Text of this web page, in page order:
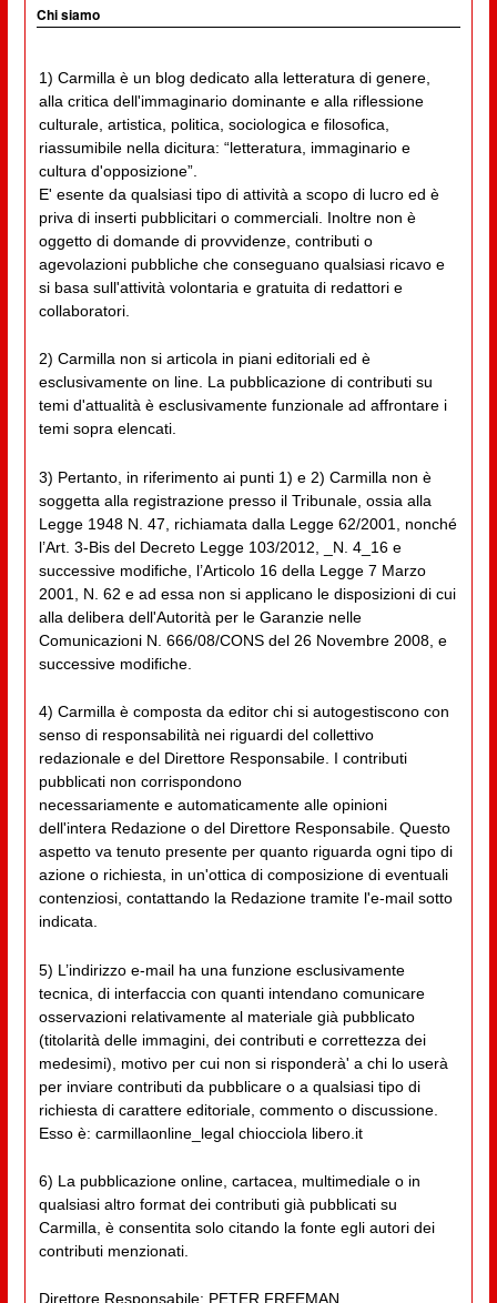
Chi siamo
1) Carmilla è un blog dedicato alla letteratura di genere,
alla critica dell'immaginario dominante e alla riflessione
culturale, artistica, politica, sociologica e filosofica,
riassumibile nella dicitura: “letteratura, immaginario e
cultura d'opposizione”.
E' esente da qualsiasi tipo di attività a scopo di lucro ed è
priva di inserti pubblicitari o commerciali. Inoltre non è
oggetto di domande di provvidenze, contributi o
agevolazioni pubbliche che conseguano qualsiasi ricavo e
si basa sull'attività volontaria e gratuita di redattori e
collaboratori.
2) Carmilla non si articola in piani editoriali ed è
esclusivamente on line. La pubblicazione di contributi su
temi d'attualità è esclusivamente funzionale ad affrontare i
temi sopra elencati.
3) Pertanto, in riferimento ai punti 1) e 2) Carmilla non è
soggetta alla registrazione presso il Tribunale, ossia alla
Legge 1948 N. 47, richiamata dalla Legge 62/2001, nonché
l’Art. 3-Bis del Decreto Legge 103/2012, _N. 4_16 e
successive modifiche, l’Articolo 16 della Legge 7 Marzo
2001, N. 62 e ad essa non si applicano le disposizioni di cui
alla delibera dell'Autorità per le Garanzie nelle
Comunicazioni N. 666/08/CONS del 26 Novembre 2008, e
successive modifiche.
4) Carmilla è composta da editor chi si autogestiscono con
senso di responsabilità nei riguardi del collettivo
redazionale e del Direttore Responsabile. I contributi
pubblicati non corrispondono
necessariamente e automaticamente alle opinioni
dell'intera Redazione o del Direttore Responsabile. Questo
aspetto va tenuto presente per quanto riguarda ogni tipo di
azione o richiesta, in un'ottica di composizione di eventuali
contenziosi, contattando la Redazione tramite l'e-mail sotto
indicata.
5) L’indirizzo e-mail ha una funzione esclusivamente
tecnica, di interfaccia con quanti intendano comunicare
osservazioni relativamente al materiale già pubblicato
(titolarità delle immagini, dei contributi e correttezza dei
medesimi), motivo per cui non si risponderà' a chi lo userà
per inviare contributi da pubblicare o a qualsiasi tipo di
richiesta di carattere editoriale, commento o discussione.
Esso è: carmillaonline_legal chiocciola libero.it
6) La pubblicazione online, cartacea, multimediale o in
qualsiasi altro format dei contributi già pubblicati su
Carmilla, è consentita solo citando la fonte egli autori dei
contributi menzionati.
Direttore Responsabile: PETER FREEMAN